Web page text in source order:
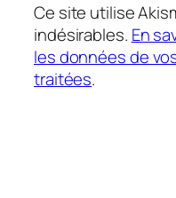
Ce site utilise
indésirables. En
les données de
traitées.